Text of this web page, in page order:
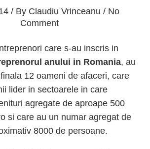
/ By Claudiu Vrinceanu / No
Comment
care s-au inscris in
anului in Romania, au
12 oameni de afaceri, care
lider in sectoarele in care
agregate de aproape 500
si care au un numar agregat de
8000 de persoane.